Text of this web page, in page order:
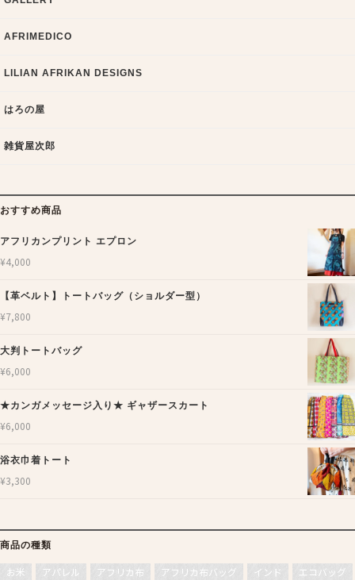
AFRIMEDICO
LILIAN AFRIKAN DESIGNS
はろの屋
雑貨屋次郎
おすすめ商品
アフリカンプリント エプロン
¥4,000
【革ベルト】トートバッグ（ショルダー型）
¥7,800
大判トートバッグ
¥6,000
★カンガメッセージ入り★ ギャザースカート
¥6,000
浴衣巾着トート
¥3,300
商品の種類
お米 アパレル アフリカ布 アフリカ布バッグ インド エコバッグ